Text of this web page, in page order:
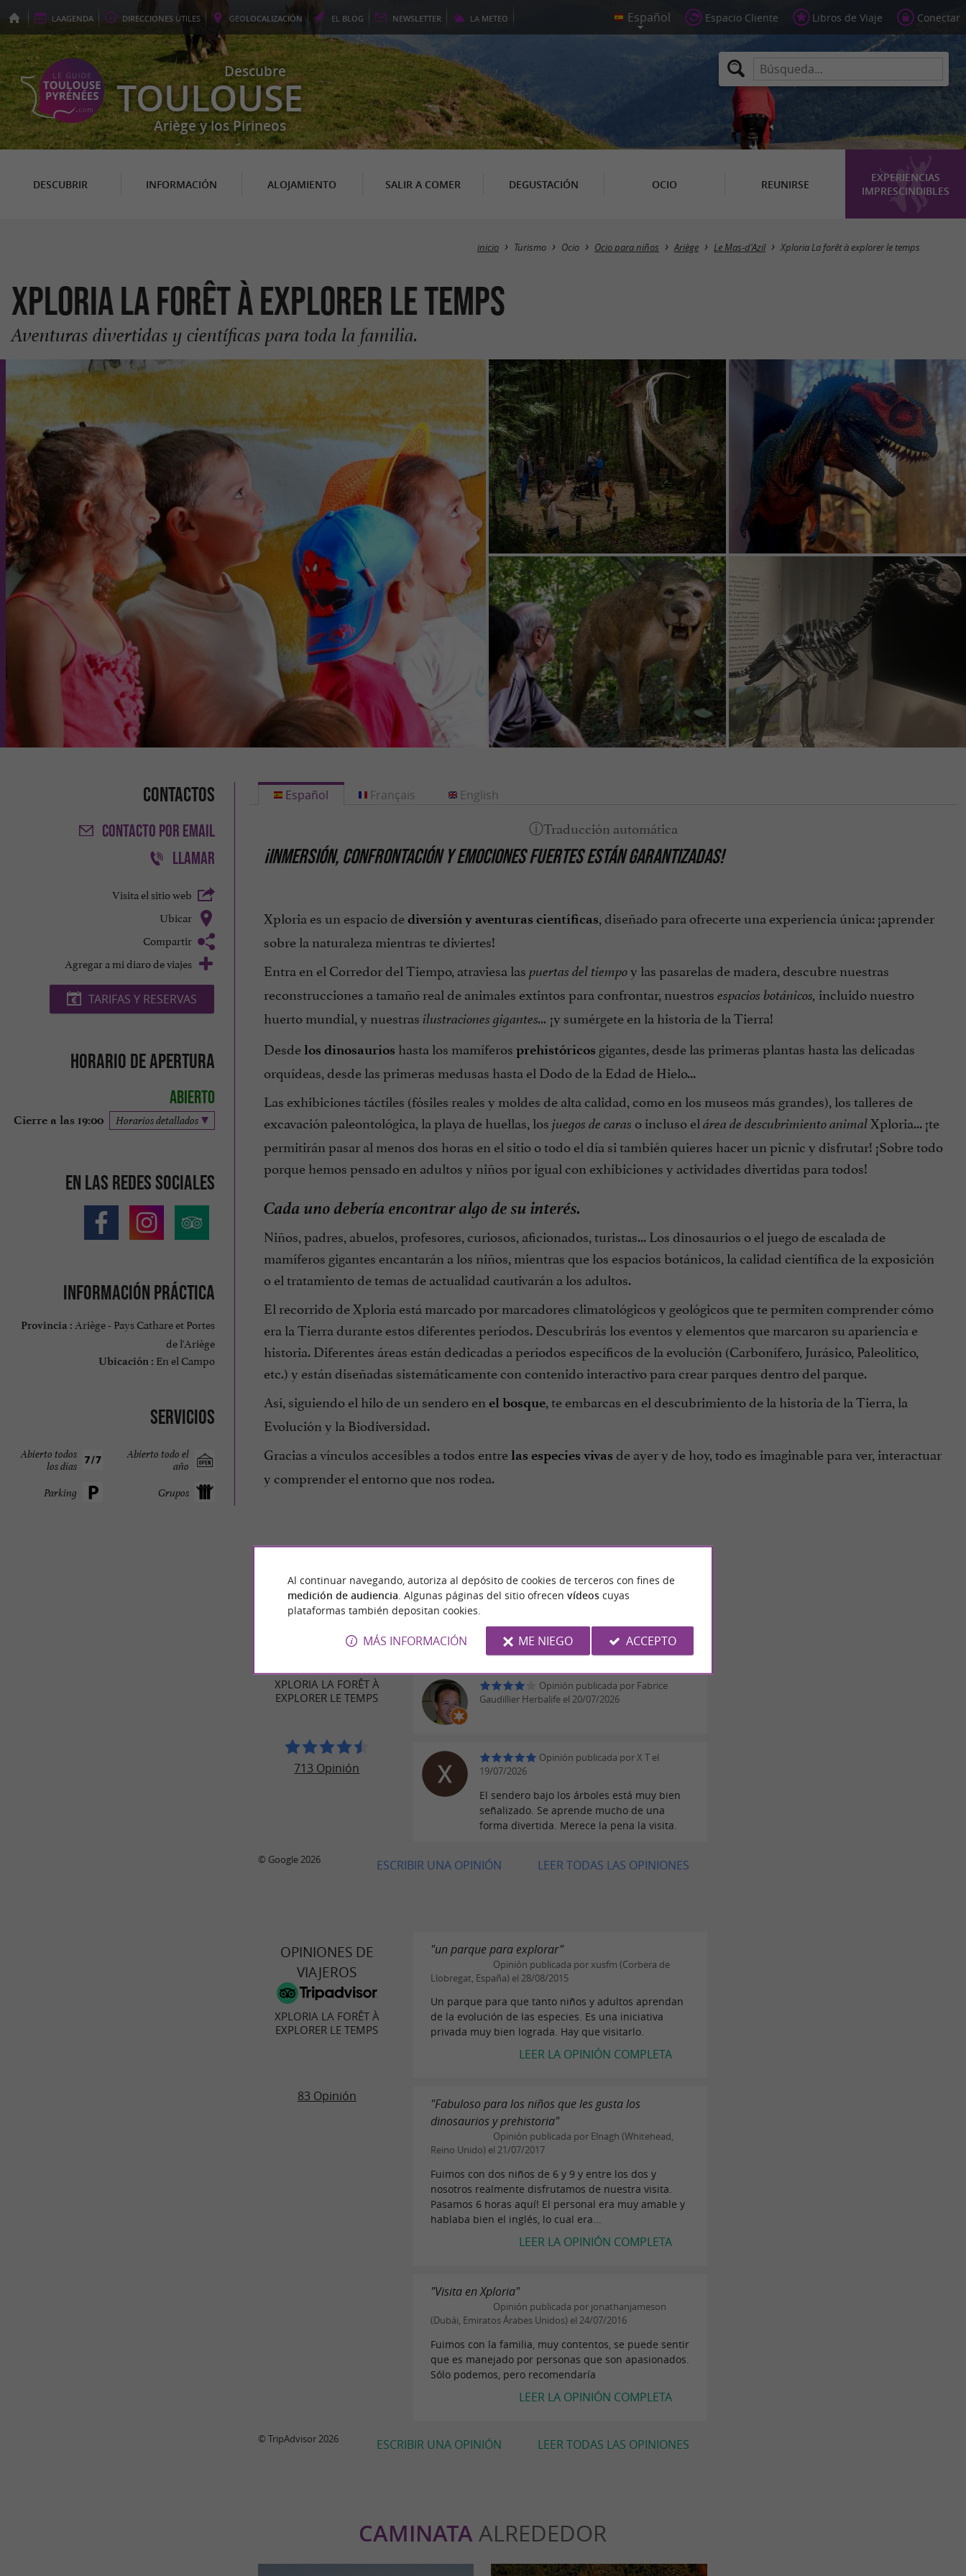
LAAGENDA DIRECCIONES ÚTILES GEOLOCALIZACIÓN EL BLOG NEWSLETTER LA METEO Espacio Cliente Libros de Viaje Conectar
Descubre
TOULOUSE
Ariège y los Pirineos
DESCUBRIR INFORMACIÓN ALOJAMIENTO SALIR A COMER DEGUSTACIÓN OCIO REUNIRSE
EXPERIENCIAS
IMPRESCINDIBLES
inicio Turismo Ocio Ocio para niños Ariège Le Mas-d'Azil Xploria La forêt à explorer le temps
Xploria La forêt à explorer le temps
Aventuras divertidas y científicas para toda la familia.
Contactos
CONTACTO POR EMAIL
LLAMAR
Visita el sitio web
Ubicar
Compartir
Agregar a mi diaro de viajes
TARIFAS Y RESERVAS
Horario de apertura
Abierto
Cierre a las 19:00 Horarios detallados
En las redes sociales
Información práctica
Provincia : Ariège - Pays Cathare et Portes
de l'Ariège
Ubicación : En el Campo
Servicios
Abierto todo el
año
Abierto todos
los días
Grupos
Parking
Español
¡INMERSIÓN, CONFRONTACIÓN Y EMOCIONES FUERTES ESTÁN GARANTIZADAS!
Xploria es un espacio dediversión y aventuras científicas, diseñado para ofrecerte una experiencia única: ¡aprender
sobre la naturaleza mientras te diviertes!
Entra en el Corredor del Tiempo, atraviesa las puertas del tiempoy las pasarelas de madera, descubre nuestras
reconstrucciones a tamaño real de animales extintos para confrontar, nuestros espacios botánicos, incluido nuestro
huerto mundial, y nuestras ilustraciones gigantes... ¡y sumérgete en la historia de la Tierra!
Desdelos dinosaurios hasta los mamíferos prehistóricos gigantes, desde las primeras plantas hasta las delicadas
orquídeas, desde las primeras medusas hasta el Dodo de la Edad de Hielo...
Las exhibiciones táctiles (fósiles reales y moldes de alta calidad, como en los museos más grandes), los talleres de
excavación paleontológica, la playa de huellas, los juegos de caras o incluso el área de descubrimiento animalXploria... ¡te
permitirán pasar al menos dos horas en el sitio o todo el día si también quieres hacer un picnic y disfrutar! ¡Sobre todo
porque hemos pensado en adultos y niños por igual con exhibiciones y actividades divertidas para todos!
Cada uno debería encontrar algo de su interés.
Niños, padres, abuelos, profesores, curiosos, aficionados, turistas... Los dinosaurios o el juego de escalada de
mamíferos gigantes encantarán a los niños, mientras que los espacios botánicos, la calidad científica de la exposición
o el tratamiento de temas de actualidad cautivarán a los adultos.
El recorrido de Xploria está marcado por marcadores climatológicos y geológicos que te permiten comprender cómo
era la Tierra durante estos diferentes períodos. Descubrirás los eventos y elementos que marcaron su apariencia e
historia. Diferentes áreas están dedicadas a períodos específicos de la evolución (Carbonífero, Jurásico, Paleolítico,
etc.) y están diseñadas sistemáticamente con contenido interactivo para crear parques dentro del parque.
Así, siguiendo el hilo de un sendero en el bosque, te embarcas en el descubrimiento de la historia de la Tierra, la
Evolución y la Biodiversidad.
Gracias a vínculos accesibles a todos entrelas especies vivas de ayer y de hoy, todo es imaginable para ver, interactuar
y comprender el entorno que nos rodea.
Français English
OPINIONES DE
VIAJEROS
XPLORIA LA FORÊT À
EXPLORER LE TEMPS
713 Opinión
24/07/2026
Opinión publicada por Fabrice
Gaudillier Herbalife el 20/07/2026
Opinión publicada por X T el
19/07/2026
El sendero bajo los árboles está muy bien
señalizado. Se aprende mucho de una
forma divertida. Merece la pena la visita.
LEER TODAS LAS OPINIONES
ESCRIBIR UNA OPINIÓN
© Google 2026
OPINIONES DE
VIAJEROS
XPLORIA LA FORÊT À
EXPLORER LE TEMPS
83 Opinión
"un parque para explorar"
Opinión publicada por xusfm (Corbera de
Llobregat, España) el 28/08/2015
Un parque para que tanto niños y adultos aprendan
de la evolución de las especies. Es una iniciativa
privada muy bien lograda. Hay que visitarlo.
LEER LA OPINIÓN COMPLETA
"Fabuloso para los niños que les gusta los
dinosaurios y prehistoria"
Opinión publicada por Elnagh (Whitehead,
Reino Unido) el 21/07/2017
Fuimos con dos niños de 6 y 9 y entre los dos y
nosotros realmente disfrutamos de nuestra visita.
Pasamos 6 horas aquí! El personal era muy amable y
hablaba bien el inglés, lo cual era...
LEER LA OPINIÓN COMPLETA
"Visita en Xploria"
Opinión publicada por jonathanjameson
(Dubái, Emiratos Árabes Unidos) el 24/07/2016
Fuimos con la familia, muy contentos, se puede sentir
que es manejado por personas que son apasionados.
Sólo podemos, pero recomendaría
LEER LA OPINIÓN COMPLETA
LEER TODAS LAS OPINIONES
ESCRIBIR UNA OPINIÓN
© TripAdvisor 2026
CAMINATA ALREDEDOR
Al continuar navegando, autoriza al depósito de cookies de terceros con fines de
medición de audiencia . Algunas páginas del sitio ofrecen vídeoscuyas
plataformas también depositan cookies.
MÁS INFORMACIÓN ME NIEGO ACCEPTO